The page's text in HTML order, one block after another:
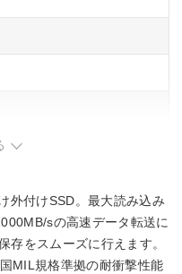
外付けSSD。最大読み込み
sの高速データ転送に
存をスムーズに行えます。
MIL規格準拠の耐衝撃性能